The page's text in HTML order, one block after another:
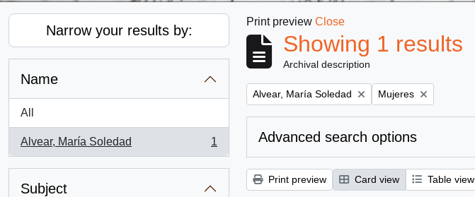
Narrow your results by:
Name
All
Alvear, María Soledad
, 1 results
1
Subject
Print preview Close
Showing 1 results
Archival description
Remove filter:
Alvear, María Soledad Remove filter:
Mujeres
Advanced search options
Print preview Card view Table view